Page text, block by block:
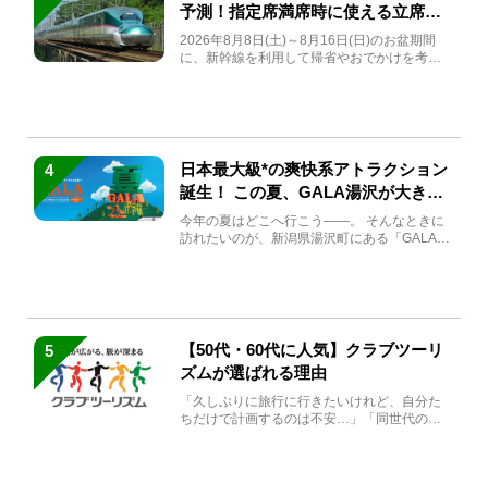
予測！指定席満席時に使える立席特
急券も解説
2026年8月8日(土)～8月16日(日)のお盆期間
に、新幹線を利用して帰省やおでかけを考え
4
日本最大級*の爽快系アトラクション
誕生！ この夏、GALA湯沢が大きく
生まれ変わる
今年の夏はどこへ行こう――。 そんなときに
訪れたいのが、新潟県湯沢町にある「GALA湯
5
【50代・60代に人気】クラブツーリ
ズムが選ばれる理由
「久しぶりに旅行に行きたいけれど、自分た
ちだけで計画するのは不安…」「同世代の方